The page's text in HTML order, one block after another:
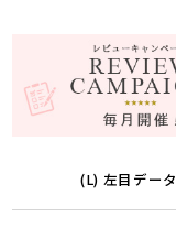
(L) 左目データ